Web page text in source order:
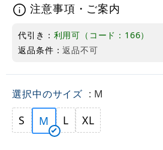
注意事項・ご案内
代引き： 利用可（コード：166）
返品条件：返品不可
選択中のサイズ : M
S M L XL